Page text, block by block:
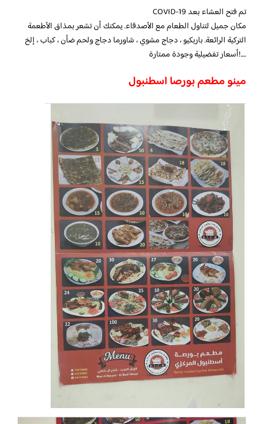
تم فتح العشاء بعد COVID-19
مكان جميل لتناول الطعام مع الأصدقاء. يمكنك أن تشعر بمذاق الأطعمة
التركية الرائعة. باربكيو ، دجاج مشوي ، شاورما دجاج ولحم ضأن ، كباب ، إلخ
….!أسعار تفضيلية وجودة ممتارة
مينو مطعم بورصا اسطنبول